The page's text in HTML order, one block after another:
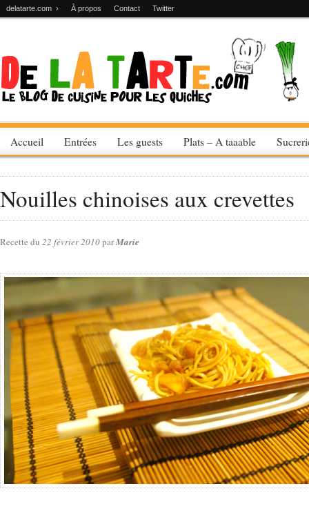
delatarte.com › À propos Contact Twitter
Accueil Entrées Les guests Plats – A taaable
Nouilles chinoises aux crevettes
Recette du 22 février 2010parMarie